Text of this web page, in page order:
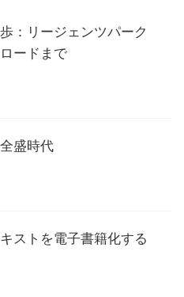
：リージェンツパーク
ードまで
盛時代
ストを電子書籍化する